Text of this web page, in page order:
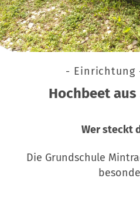
- Einrichtung
Hochbeet
Wer steckt
Die Grundschule